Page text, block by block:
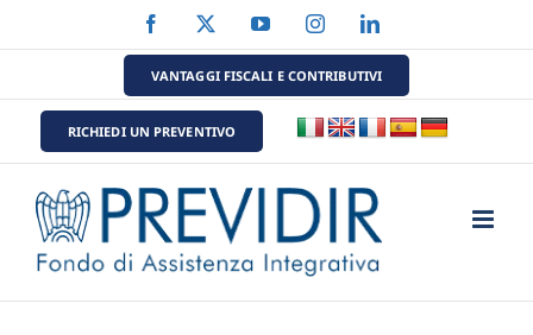
al
Facebook YouTubeInstagramLinkedIn
VANTAGGI FISCALI E CONTRIBUTIVI
RICHIEDI UN PREVENTIVO